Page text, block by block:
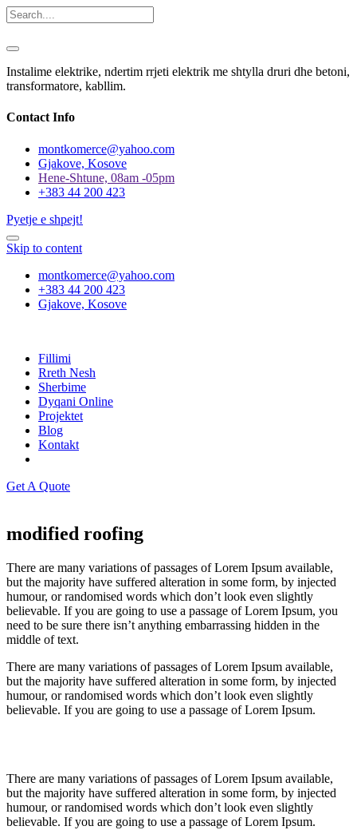
Instalime elektrike, ndertim rrjeti elektrik me shtylla druri dhe betoni,
transformatore, kabllim.
Contact Info
montkomerce@yahoo.com
Gjakove, Kosove
Hene-Shtune, 08am -05pm
+383 44 200 423
Pyetje e shpejt!
Skip to content
montkomerce@yahoo.com
+383 44 200 423
Gjakove, Kosove
Fillimi
Rreth Nesh
Sherbime
Dyqani Online
Projektet
Blog
Kontakt
Get A Quote
modified roofing
There are many variations of passages of Lorem Ipsum available,
but the majority have suffered alteration in some form, by injected
humour, or randomised words which don’t look even slightly
believable. If you are going to use a passage of Lorem Ipsum, you
need to be sure there isn’t anything embarrassing hidden in the
middle of text.
There are many variations of passages of Lorem Ipsum available,
but the majority have suffered alteration in some form, by injected
humour, or randomised words which don’t look even slightly
believable. If you are going to use a passage of Lorem Ipsum.
There are many variations of passages of Lorem Ipsum available,
but the majority have suffered alteration in some form, by injected
humour, or randomised words which don’t look even slightly
believable. If you are going to use a passage of Lorem Ipsum.